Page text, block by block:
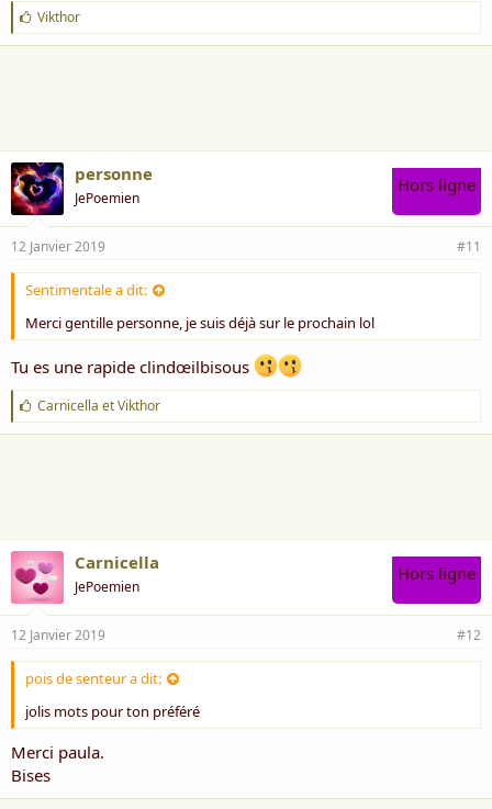
J
'
a
Vikthor
personne
JePoemien
Hors ligne
12 Janvier 2019 #11
Sentimentale a dit:
Merci gentille personne, je suis déjà sur le prochain lol
Tu es une rapide clindœilbisous
J
'
a
Carnicella etVikthor
Carnicella
JePoemien
Hors ligne
12 Janvier 2019 #12
pois de senteur a dit:
jolis mots pour ton préféré
Merci paula.
Bises